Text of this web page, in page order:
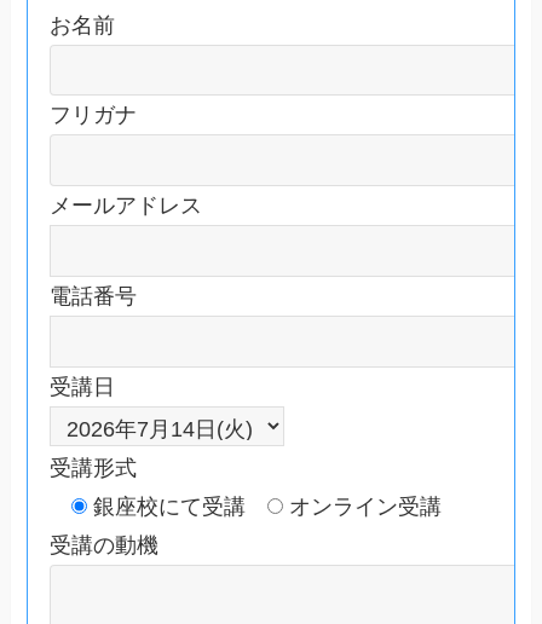
お名前
フリガナ
メールアドレス
電話番号
受講日
受講形式
銀座校にて受講
オンライン受講
受講の動機